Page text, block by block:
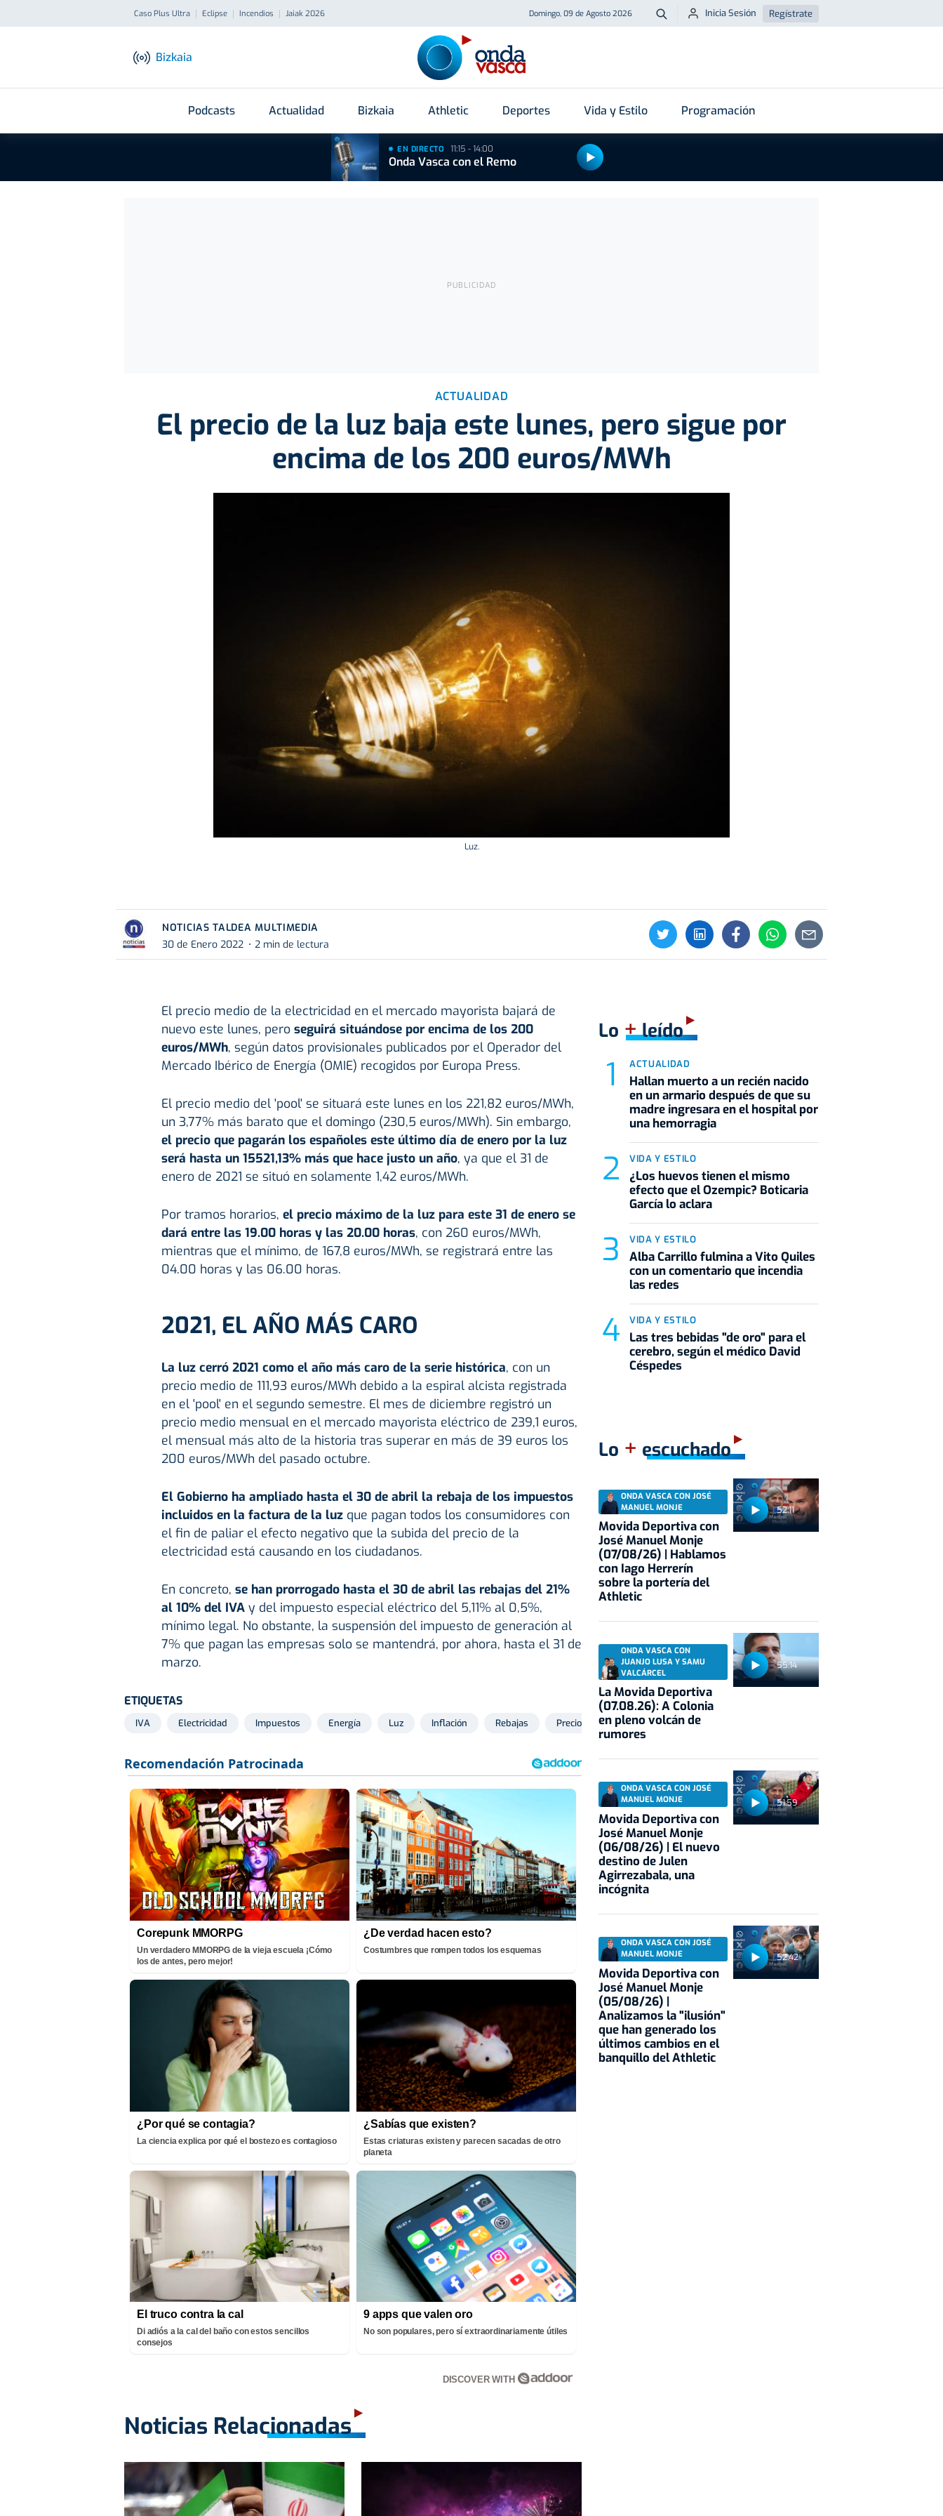
Caso Plus Ultra Eclipse Incendios Jaiak 2026 Domingo, 09 de Agosto 2026 Buscar
Inicia Sesión Regístrate
Bizkaia
Podcasts Actualidad Bizkaia Athletic Deportes Vida y Estilo Programación
EN DIRECTO 11:15 - 14:00
Onda Vasca con el Remo
ACTUALIDAD
El precio de la luz baja este lunes, pero sigue por
encima de los 200 euros/MWh
Luz.
NOTICIAS TALDEA MULTIMEDIA
30 de Enero 2022
2 min de lectura
El precio medio de la electricidad en el mercado mayorista bajará de
nuevo este lunes, pero seguirá situándose por encima de los 200
euros/MWh, según datos provisionales publicados por el Operador del
Mercado Ibérico de Energía (OMIE) recogidos por Europa Press.
El precio medio del 'pool' se situará este lunes en los 221,82 euros/MWh,
un 3,77% más barato que el domingo (230,5 euros/MWh). Sin embargo,
el precio que pagarán los españoles este último día de enero por la luz
será hasta un 15521,13% más que hace justo un año, ya que el 31 de
enero de 2021 se situó en solamente 1,42 euros/MWh.
Por tramos horarios, el precio máximo de la luz para este 31 de enero se
dará entre las 19.00 horas y las 20.00 horas, con 260 euros/MWh,
mientras que el mínimo, de 167,8 euros/MWh, se registrará entre las
04.00 horas y las 06.00 horas.
2021, EL AÑO MÁS CARO
La luz cerró 2021 como el año más caro de la serie histórica, con un
precio medio de 111,93 euros/MWh debido a la espiral alcista registrada
en el 'pool' en el segundo semestre. El mes de diciembre registró un
precio medio mensual en el mercado mayorista eléctrico de 239,1 euros,
el mensual más alto de la historia tras superar en más de 39 euros los
200 euros/MWh del pasado octubre.
El Gobierno ha ampliado hasta el 30 de abril la rebaja de los impuestos
incluidos en la factura de la luz que pagan todos los consumidores con
el fin de paliar el efecto negativo que la subida del precio de la
electricidad está causando en los ciudadanos.
En concreto, se han prorrogado hasta el 30 de abril las rebajas del 21%
al 10% del IVA y del impuesto especial eléctrico del 5,11% al 0,5%,
mínimo legal. No obstante, la suspensión del impuesto de generación al
7% que pagan las empresas solo se mantendrá, por ahora, hasta el 31 de
marzo.
ETIQUETAS
IVA Electricidad Impuestos Energía Luz Inflación Rebajas Precio
Corepunk MMORPG
Un verdadero MMORPG de la vieja escuela ¡Cómo
los de antes, pero mejor!
¿De verdad hacen esto?
Costumbres que rompen todos los esquemas
¿Por qué se contagia?
La ciencia explica por qué el bostezo es contagioso
¿Sabías que existen?
Estas criaturas existen y parecen sacadas de otro
planeta
El truco contra la cal
Di adiós a la cal del baño con estos sencillos
consejos
9 apps que valen oro
No son populares, pero sí extraordinariamente útiles
DISCOVER WITH
Noticias Relacionadas
Lo +leído
ACTUALIDAD
Hallan muerto a un recién nacido
en un armario después de que su
madre ingresara en el hospital por
una hemorragia
VIDA Y ESTILO
¿Los huevos tienen el mismo
efecto que el Ozempic? Boticaria
García lo aclara
VIDA Y ESTILO
Alba Carrillo fulmina a Vito Quiles
con un comentario que incendia
las redes
VIDA Y ESTILO
Las tres bebidas "de oro" para el
cerebro, según el médico David
Céspedes
Lo + escuchado
52:11
ONDA VASCA CON JOSÉ
MANUEL MONJE
Movida Deportiva con
José Manuel Monje
(07/08/26) | Hablamos
con Iago Herrerín
sobre la portería del
Athletic
55:14
ONDA VASCA CON
JUANJO LUSA Y SAMU
VALCÁRCEL
La Movida Deportiva
(07.08.26): A Colonia
en pleno volcán de
rumores
51:59
ONDA VASCA CON JOSÉ
MANUEL MONJE
Movida Deportiva con
José Manuel Monje
(06/08/26) | El nuevo
destino de Julen
Agirrezabala, una
incógnita
52:42
ONDA VASCA CON JOSÉ
MANUEL MONJE
Movida Deportiva con
José Manuel Monje
(05/08/26) |
Analizamos la "ilusión"
que han generado los
últimos cambios en el
banquillo del Athletic